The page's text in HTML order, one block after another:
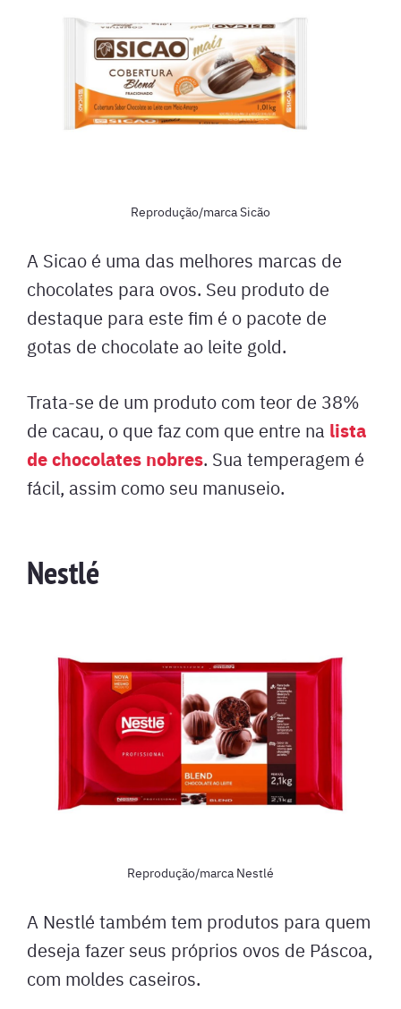
Reprodução/marca Sicão
A Sicao é uma das melhores marcas de
chocolates para ovos. Seu produto de
destaque para este fim é o pacote de
gotas de chocolate ao leite gold.
Trata-se de um produto com teor de 38%
de cacau, o que faz com que entre na lista
de chocolates nobres. Sua temperagem é
fácil, assim como seu manuseio.
Nestlé
Reprodução/marca Nestlé
A Nestlé também tem produtos para quem
deseja fazer seus próprios ovos de Páscoa,
com moldes caseiros.